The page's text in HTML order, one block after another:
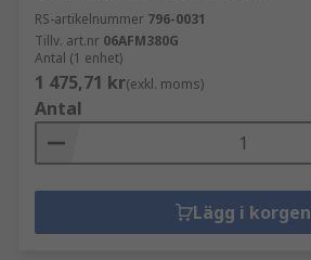
RS-artikelnummer 796-0031
Tillv. art.nr 06AFM380G
Antal (1 enhet)
1 475,71 kr(exkl. moms)
Antal
Lägg i korgen